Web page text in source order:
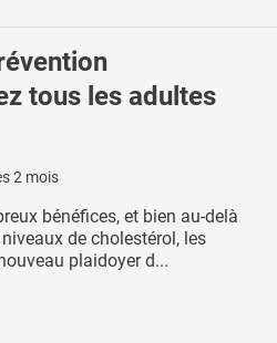
tous les adultes
2 mois
bénéfices, et bien au-delà
de cholestérol, les
plaidoyer d...